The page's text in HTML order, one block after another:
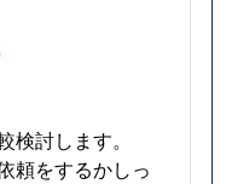
討します。
頼をするかしっ